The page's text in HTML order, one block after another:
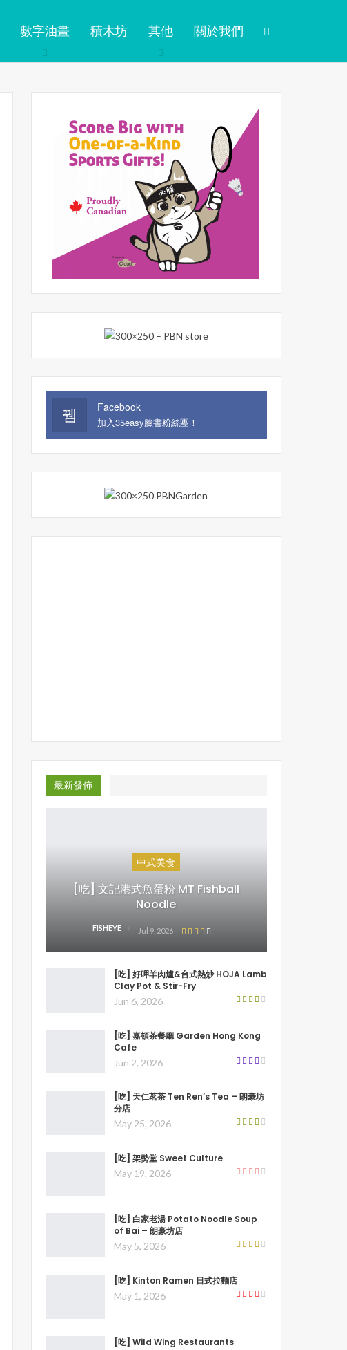
數字油畫 積木坊 其他 關於我們
Facebook
加入35easy臉書粉絲團！
最新發佈
中式美食
[吃] 文記港式魚蛋粉 MT Fishball
Noodle
FISHEYE Jul 9, 2026
[吃] 好呷羊肉爐&台式熱炒 HOJA Lamb
Clay Pot & Stir-Fry
Jun 6, 2026
[吃] 嘉頓茶餐廳 Garden Hong Kong
Cafe
Jun 2, 2026
[吃] 天仁茗茶 Ten Ren’s Tea – 朗豪坊
分店
May 25, 2026
[吃] 架勢堂 Sweet Culture
May 19, 2026
[吃] 白家老湯 Potato Noodle Soup
of Bai – 朗豪坊店
May 5, 2026
[吃] Kinton Ramen 日式拉麵店
May 1, 2026
[吃] Wild Wing Restaurants